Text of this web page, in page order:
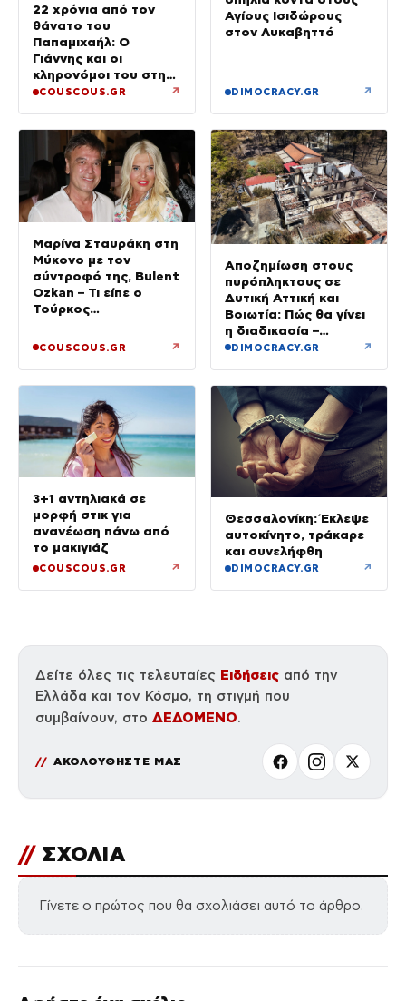
22 χρόνια από τον
θάνατο του
Παπαμιχαήλ: Ο
Γιάννης και οι
κληρονόμοι του στη
διαθήκη
COUSCOUS.GR ↗
Αγίους Ισιδώρους
στον Λυκαβηττό
DIMOCRACY.GR ↗
Μαρίνα Σταυράκη στη
Μύκονο με τον
σύντροφό της, Bulent
Ozkan – Τι είπε ο
Τούρκος
κάμερα
COUSCOUS.GR ↗
Αποζημίωση στους
πυρόπληκτους σε
Δυτική Αττική και
Βοιωτία: Πώς θα γίνει
η διαδικασία –
Ξεκινούν τη Δευτέρα
DIMOCRACY.GR ↗
3+1 αντηλιακά σε
μορφή στικ για
ανανέωση πάνω από
το μακιγιάζ
COUSCOUS.GR ↗
Θεσσαλονίκη: Έκλεψε
αυτοκίνητο, τράκαρε
και συνελήφθη
DIMOCRACY.GR ↗
Δείτε όλες τις τελευταίες Ειδήσεις από την
Ελλάδα και τον Κόσμο, τη στιγμή που
συμβαίνουν, στο ΔΕΔΟΜΕΝΟ.
ΑΚΟΛΟΥΘΗΣΤΕ ΜΑΣ
// ΣΧΟΛΙΑ
Γίνετε ο πρώτος που θα σχολιάσει αυτό το άρθρο.